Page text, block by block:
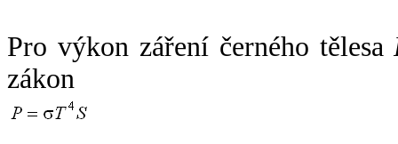
Pro výkon záření černého tělesa
zákon